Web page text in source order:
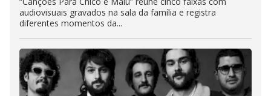
audiovisuais gravados na sala da família e registra
diferentes momentos da...